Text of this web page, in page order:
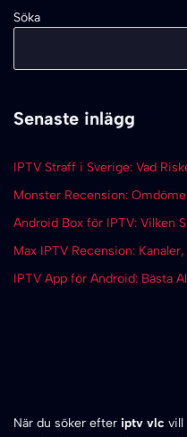
Söka
Senaste inlägg
IPTV Straff i Sverige: Vad
Monster Recension:
Android Box för IPTV: Vilken
Max IPTV Recension:
IPTV App för Android: Bästa
När du söker efter iptv vlc vill